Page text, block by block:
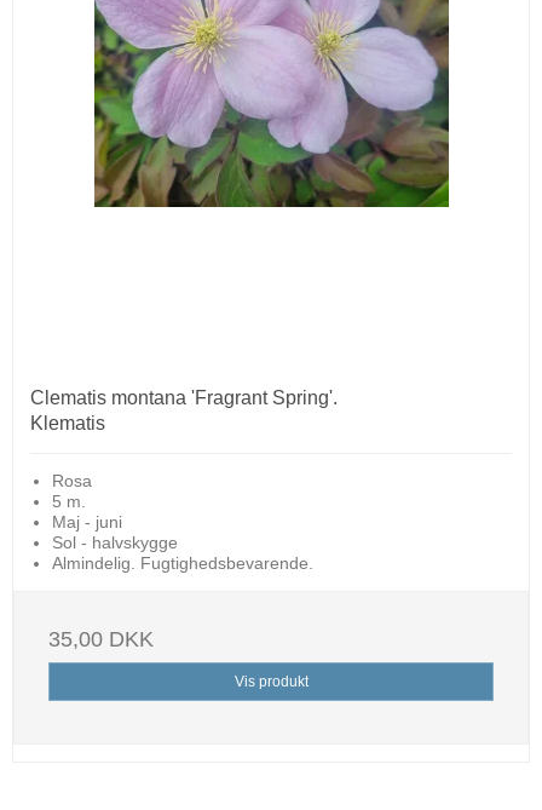
Clematis montana 'Fragrant Spring'.
Klematis
Rosa
5 m.
Maj - juni
Sol - halvskygge
Almindelig. Fugtighedsbevarende.
35,00 DKK
Vis produkt